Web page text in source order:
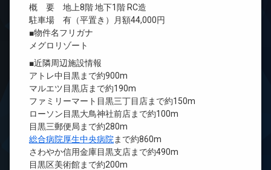
概 要 地上8階 地下1階 RC造
駐車場 有（平置き）月額44,000円
■物件名フリガナ
メグロリゾート
■近隣周辺施設情報
アトレ中目黒まで約900m
マルエツ目黒店まで約190m
ファミリーマート目黒三丁目店まで約150m
ローソン目黒大鳥神社前店まで約100m
目黒三郵便局まで約280m
総合病院厚生中央病院 まで約860m
さわやか信用金庫目黒支店まで約490m
目黒区美術館まで約200m